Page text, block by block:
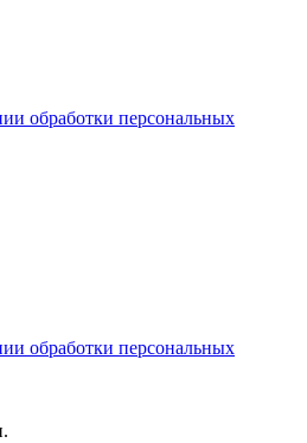
обработки персональных
обработки персональных